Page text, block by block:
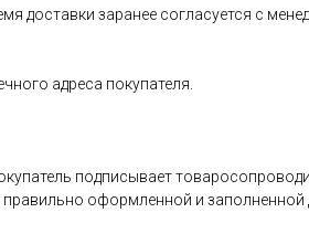
доставки заранее согласуется с
адреса покупателя.
подписывает
оформленной и заполненной